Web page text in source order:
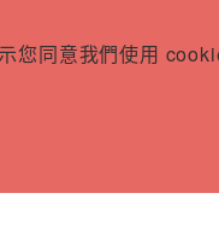
您同意我們使用